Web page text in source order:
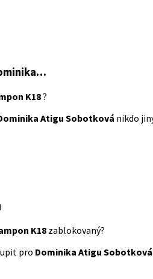
K18?
Atigu Sobotková nikdo
K18 zablokovaný?
pro Dominika Atigu Sobotková